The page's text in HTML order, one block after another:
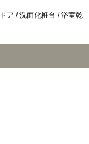
ア / 洗面化粧台 / 浴室乾